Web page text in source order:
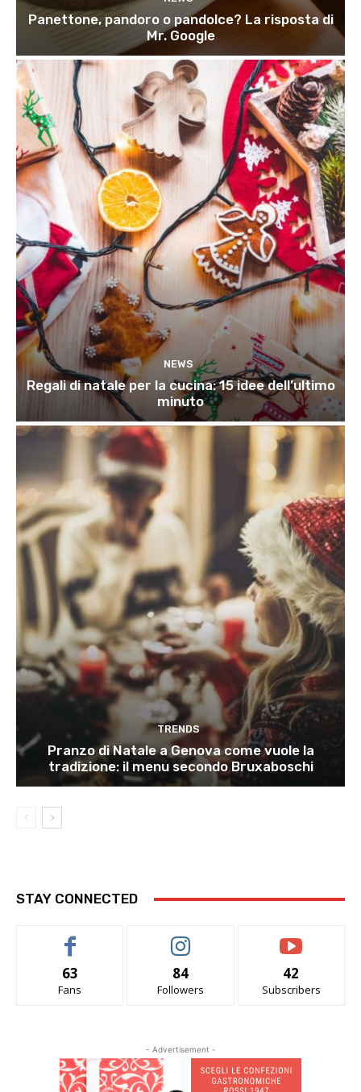
Panettone, pandoro o pandolce? La risposta di
Mr. Google
NEWS
Regali di natale per la cucina: 15 idee dell’ultimo
minuto
TRENDS
Pranzo di Natale a Genova come vuole la
tradizione: il menu secondo Bruxaboschi
STAY CONNECTED
63
Fans
84
Followers
42
Subscribers
- Advertisement -